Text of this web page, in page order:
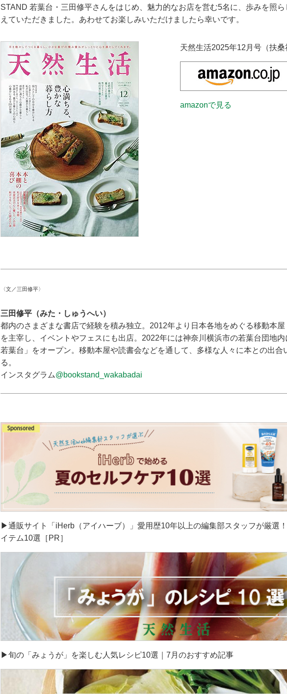
STAND 若葉台・三田修平さんをはじめ、魅力的なお店を営む5名に、歩みを照
えていただきました。あわせてお楽しみいただけましたら幸いです。
天然生活2025年12月号（扶桑
amazonで見る
〈文／三田修平〉
三田修平（みた・しゅうへい）
都内のさまざまな書店で経験を積み独立。2012年より日本各地をめぐる移動本屋
を主宰し、イベントやフェスにも出店。2022年には神奈川横浜市の若葉台団地
若葉台」をオープン。移動本屋や読書会などを通して、多様な人々に本との出合
る。
インスタグラム@bookstand_wakabadai
▶通販サイト「iHerb（アイハーブ）」愛用歴10年以上の編集部スタッフが厳選
イテム10選［PR］
▶旬の「みょうが」を楽しむ人気レシピ10選｜7月のおすすめ記事